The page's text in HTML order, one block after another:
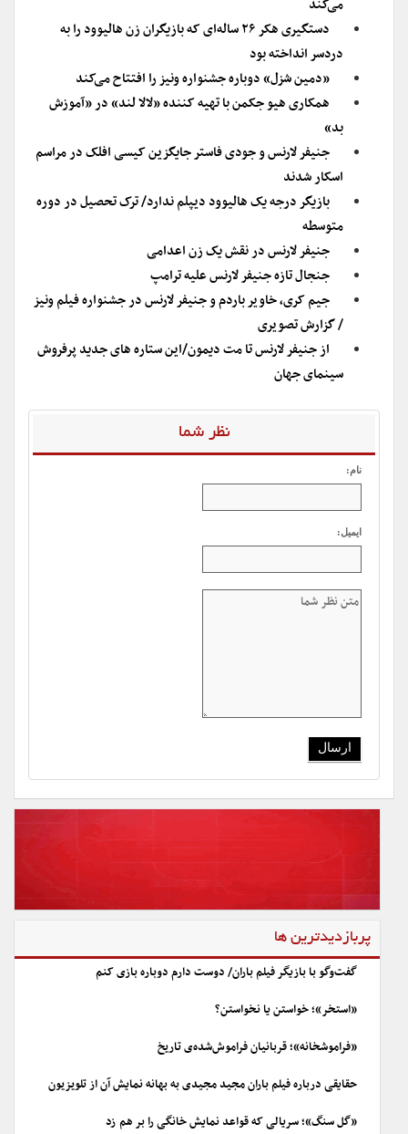
می‌کند
دستگیری هکر ۲۶ ساله‌ای که بازیگران زن هالیوود را به
دردسر انداخته بود
«دمین شزل» دوباره جشنواره ونیز را افتتاح می‌کند
همکاری هیو جکمن با تهیه کننده «لالا لند» در «آموزش
بد»
جنیفر لارنس و جودی فاستر جایگزین کیسی افلک در مراسم
اسکار شدند
بازیگر درجه یک هالیوود دیپلم ندارد/ ترک تحصیل در دوره
متوسطه
جنیفر لارنس در نقش یک زن اعدامی
جنجال تازه جنیفر لارنس علیه ترامپ
جیم کری، خاویر باردم و جنیفر لارنس در جشنواره فیلم ونیز
/ گزارش تصویری
از جنیفر لارنس تا مت دیمون/این ستاره های جدید پرفروش
سینمای جهان
نظر شما
نام:
ایمیل:
پربازدیدترین ها
گفت‌وگو با بازیگر فیلم باران/ دوست دارم دوباره بازی کنم
«استخر»؛ خواستن یا نخواستن؟
«فراموشخانه»؛ قربانیان فراموش‌شده‌ی تاریخ
حقایقی درباره فیلم باران مجید مجیدی به بهانه نمایش آن از تلویزیون
«گل سنگ»؛ سریالی که قواعد نمایش خانگی را بر هم زد